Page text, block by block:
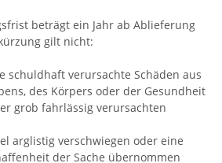
beträgt ein Jahr ab Ablieferung
gilt nicht:
schuldhaft verursachte Schäden aus
des Körpers oder der Gesundheit
grob fahrlässig verursachten
arglistig verschwiegen oder eine
der Sache übernommen